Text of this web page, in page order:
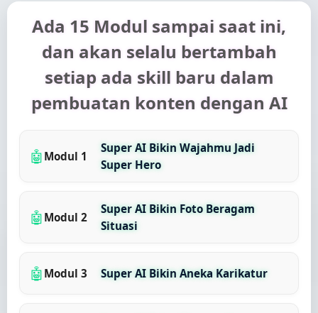
Ada 15 Modul sampai saat ini,
dan akan selalu bertambah
setiap ada skill baru dalam
pembuatan konten dengan AI
🤖 Modul 1
Super AI Bikin Wajahmu Jadi
Super Hero
🤖 Modul 2
Super AI Bikin Foto Beragam
Situasi
🤖 Modul 3 Super AI Bikin Aneka Karikatur